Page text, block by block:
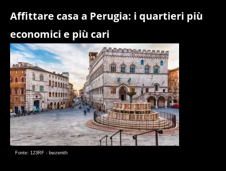
Affittare casa a Perugia: i quartieri più
economici e più cari
Fonte: 123RF - bwzenith